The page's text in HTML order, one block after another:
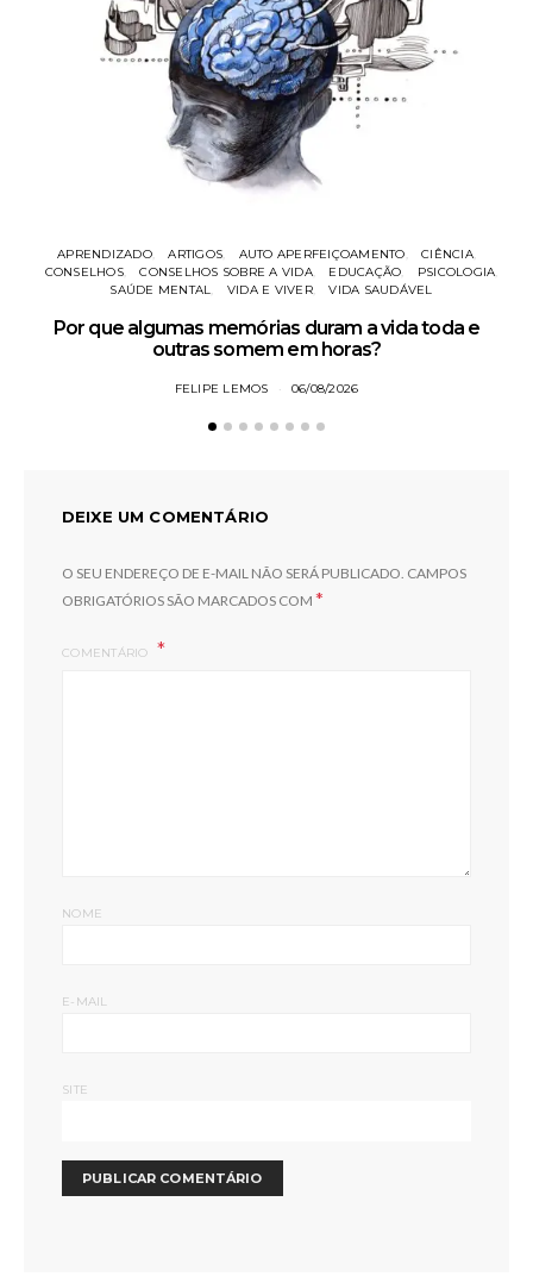
APRENDIZADO ARTIGOS AUTO APERFEIÇOAMENTO
CIÊNCIA
CONSELHOS
CONSELHOS SOBRE A VIDA EDUCAÇÃO
PSICOLOGIA
SAÚDE MENTAL
VIDA E VIVER VIDA SAUDÁVEL
Por que algumas memórias duram a vida toda e
outras somem em horas?
FELIPE LEMOS 06/08/2026
DEIXE UM COMENTÁRIO
O SEU ENDEREÇO DE E-MAIL NÃO SERÁ PUBLICADO. CAMPOS
OBRIGATÓRIOS SÃO MARCADOS COM *
COMENTÁRIO
NOME
E-MAIL
SITE